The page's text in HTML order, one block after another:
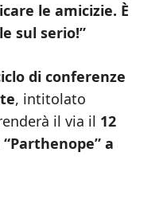
le amicizie. È
sul serio!”
di conferenze
, intitolato
il via il 12
a